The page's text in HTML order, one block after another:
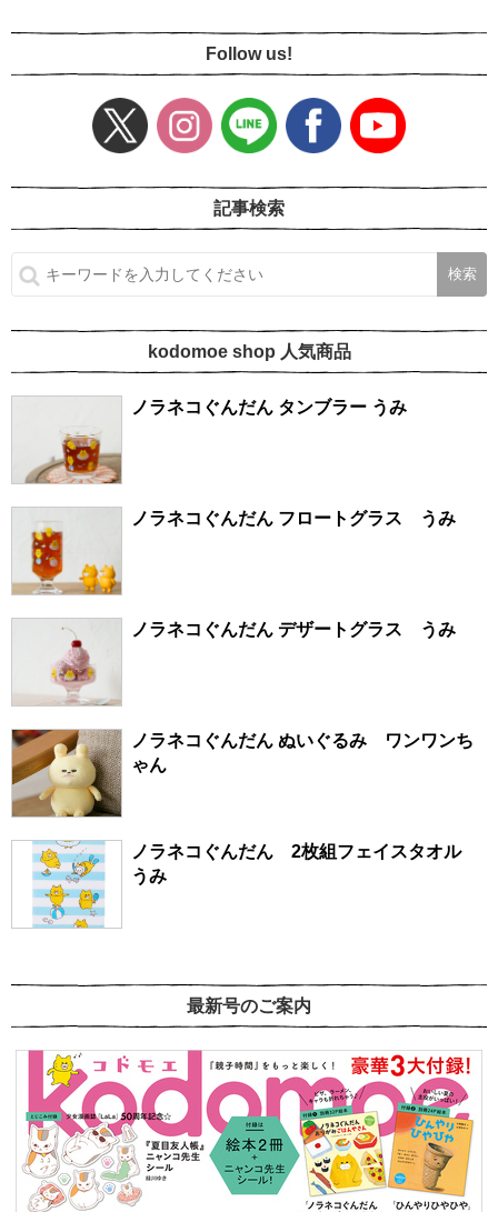
Follow us!
記事検索
kodomoe shop 人気商品
ノラネコぐんだん タンブラー うみ
ノラネコぐんだん フロートグラス うみ
ノラネコぐんだん デザートグラス うみ
ノラネコぐんだん ぬいぐるみ ワンワンち
ゃん
ノラネコぐんだん 2枚組フェイスタオル
うみ
最新号のご案内